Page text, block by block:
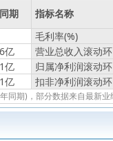
期
指标名称
毛利率(%)
亿
营业总收入滚动
亿
归属净利润滚动
亿 扣非净利润滚动
同期)，部分数据来自最新业